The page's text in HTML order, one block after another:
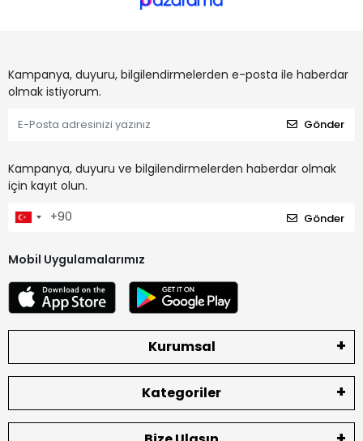
Kampanya, duyuru, bilgilendirmelerden e-posta ile haberdar
olmak istiyorum.
Gönder
Kampanya, duyuru ve bilgilendirmelerden haberdar olmak
için kayıt olun.
Gönder
Mobil Uygulamalarımız
Kurumsal
Kategoriler